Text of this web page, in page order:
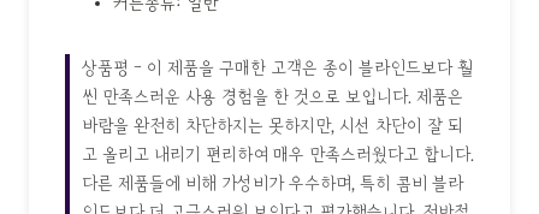
상품평 - 이 제품을 구매한 고객은 종이 블라인드보다 훨
씬 만족스러운 사용 경험을 한 것으로 보입니다. 제품은
바람을 완전히 차단하지는 못하지만, 시선 차단이 잘 되
고 올리고 내리기 편리하여 매우 만족스러웠다고 합니다.
다른 제품들에 비해 가성비가 우수하며, 특히 콤비 블라